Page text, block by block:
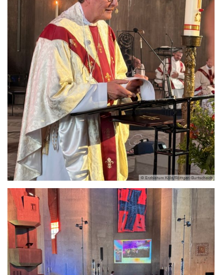
© Erzbistum Köln/Röttgen-Burtscheidt